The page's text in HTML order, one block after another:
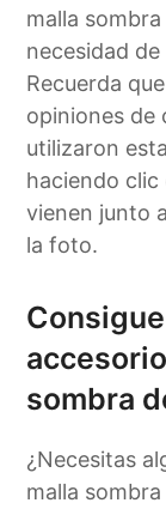
malla
necesidad
Recuerda
opiniones de
utilizaron
haciendo clic
vienen junto
la foto.
sombra
¿Necesitas
malla